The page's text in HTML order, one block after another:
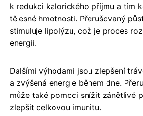
k redukci kalorického příjmu a tím
tělesné hmotnosti. Přerušovaný
stimuluje lipolýzu, což je proces
energii.
Dalšími výhodami jsou zlepšení
a zvýšená energie během dne.
může také pomoci snížit zánětlivé
zlepšit celkovou imunitu.